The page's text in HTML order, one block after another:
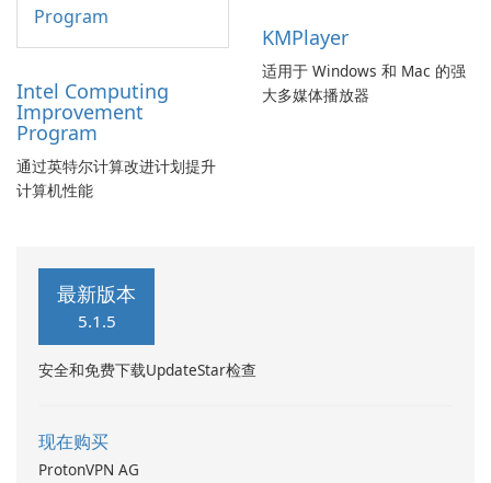
Intel Computing
Improvement
Program
通过英特尔计算改进计划提升
计算机性能
KMPlayer
适用于 Windows 和 Mac 的强
大多媒体播放器
最新版本
5.1.5
安全和免费下载UpdateStar检查
现在购买
ProtonVPN AG